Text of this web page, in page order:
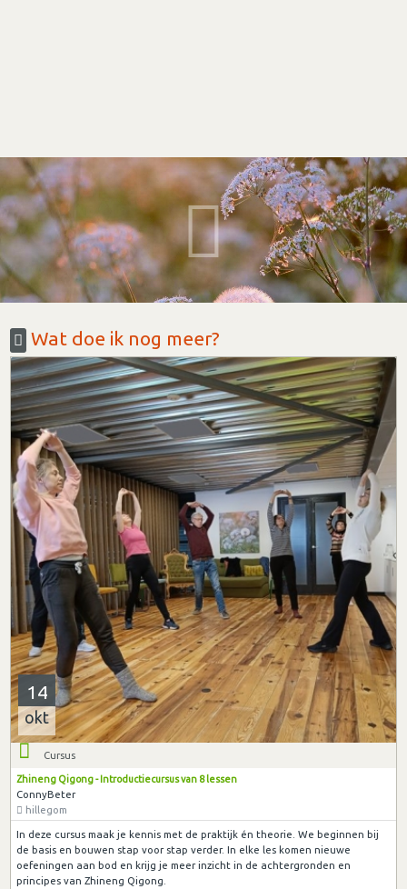
Wat doe ik nog meer?
14
okt
Cursus
Zhineng Qigong - Introductiecursus van 8 lessen
ConnyBeter
hillegom
In deze cursus maak je kennis met de praktijk én theorie. We beginnen bij
de basis en bouwen stap voor stap verder. In elke les komen nieuwe
oefeningen aan bod en krijg je meer inzicht in de achtergronden en
principes van Zhineng Qigong.